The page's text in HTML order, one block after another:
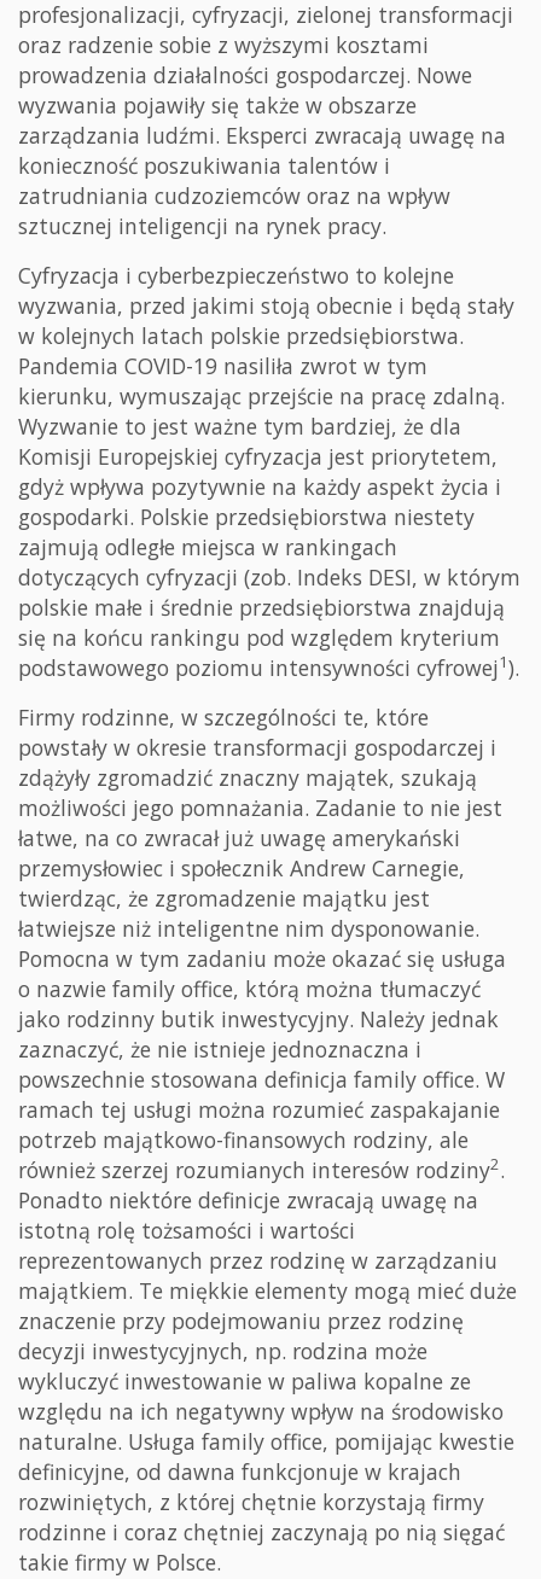
profesjonalizacji, cyfryzacji, zielonej transformacji
oraz radzenie sobie z wyższymi kosztami
prowadzenia działalności gospodarczej. Nowe
wyzwania pojawiły się także w obszarze
zarządzania ludźmi. Eksperci zwracają uwagę na
konieczność poszukiwania talentów i
zatrudniania cudzoziemców oraz na wpływ
sztucznej inteligencji na rynek pracy.
Cyfryzacja i cyberbezpieczeństwo to kolejne
wyzwania, przed jakimi stoją obecnie i będą stały
w kolejnych latach polskie przedsiębiorstwa.
Pandemia COVID-19 nasiliła zwrot w tym
kierunku, wymuszając przejście na pracę zdalną.
Wyzwanie to jest ważne tym bardziej, że dla
Komisji Europejskiej cyfryzacja jest priorytetem,
gdyż wpływa pozytywnie na każdy aspekt życia i
gospodarki. Polskie przedsiębiorstwa niestety
zajmują odległe miejsca w rankingach
dotyczących cyfryzacji (zob. Indeks DESI, w którym
polskie małe i średnie przedsiębiorstwa znajdują
się na końcu rankingu pod względem kryterium
podstawowego poziomu intensywności cyfrowej1).
Firmy rodzinne, w szczególności te, które
powstały w okresie transformacji gospodarczej i
zdążyły zgromadzić znaczny majątek, szukają
możliwości jego pomnażania. Zadanie to nie jest
łatwe, na co zwracał już uwagę amerykański
przemysłowiec i społecznik Andrew Carnegie,
twierdząc, że zgromadzenie majątku jest
łatwiejsze niż inteligentne nim dysponowanie.
Pomocna w tym zadaniu może okazać się usługa
o nazwie family office, którą można tłumaczyć
jako rodzinny butik inwestycyjny. Należy jednak
zaznaczyć, że nie istnieje jednoznaczna i
powszechnie stosowana definicja family office. W
ramach tej usługi można rozumieć zaspakajanie
potrzeb majątkowo-finansowych rodziny, ale
również szerzej rozumianych interesów rodziny2.
Ponadto niektóre definicje zwracają uwagę na
istotną rolę tożsamości i wartości
reprezentowanych przez rodzinę w zarządzaniu
majątkiem. Te miękkie elementy mogą mieć duże
znaczenie przy podejmowaniu przez rodzinę
decyzji inwestycyjnych, np. rodzina może
wykluczyć inwestowanie w paliwa kopalne ze
względu na ich negatywny wpływ na środowisko
naturalne. Usługa family office, pomijając kwestie
definicyjne, od dawna funkcjonuje w krajach
rozwiniętych, z której chętnie korzystają firmy
rodzinne i coraz chętniej zaczynają po nią sięgać
takie firmy w Polsce.